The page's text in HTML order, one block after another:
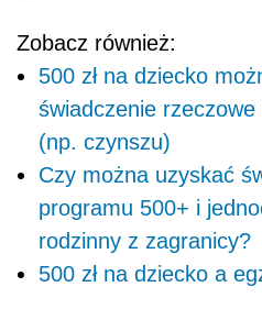
Zobacz również:
500 zł na dziecko
świadczenie rzeczowe
(np. czynszu)
Czy można uzyskać
programu 500+ i
rodzinny z zagranicy?
500 zł na dziecko a